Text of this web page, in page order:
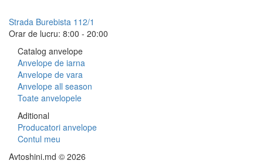
Strada Burebista 112/1
Orar de lucru: 8:00 - 20:00
Catalog anvelope
Anvelope de iarna
Anvelope de vara
Anvelope all season
Toate anvelopele
Aditional
Producatori anvelope
Contul meu
Avtoshini.md © 2026